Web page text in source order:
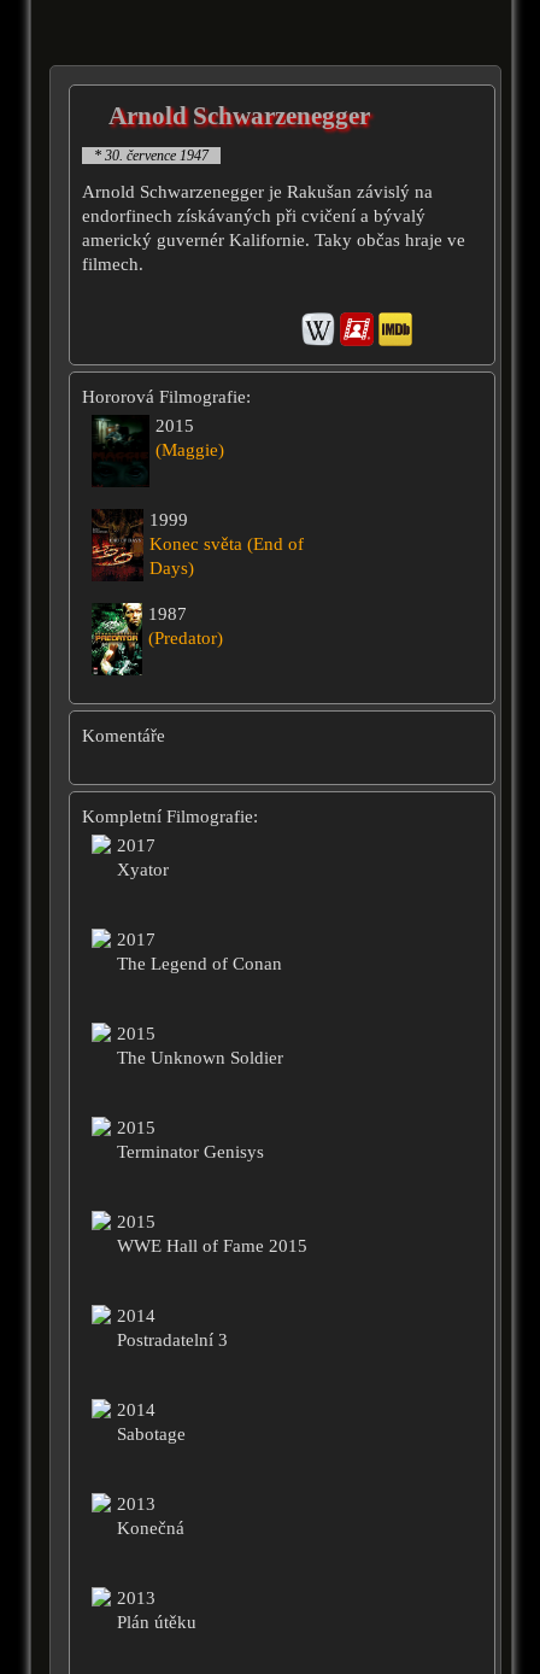
Arnold Schwarzenegger
* 30. července 1947
Arnold Schwarzenegger je Rakušan závislý na
endorfinech získávaných při cvičení a bývalý
americký guvernér Kalifornie. Taky občas hraje ve
filmech.
Hororová Filmografie:
2015
(Maggie)
1999
Konec světa (End of
Days)
1987
(Predator)
Komentáře
Kompletní Filmografie:
2017
Xyator
2017
The Legend of Conan
2015
The Unknown Soldier
2015
Terminator Genisys
2015
WWE Hall of Fame 2015
2014
Postradatelní 3
2014
Sabotage
2013
Konečná
2013
Plán útěku